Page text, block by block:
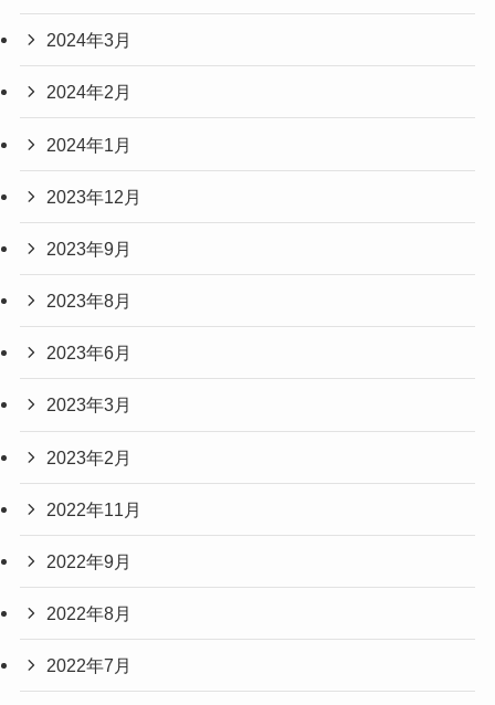
2024年3月
2024年2月
2024年1月
2023年12月
2023年9月
2023年8月
2023年6月
2023年3月
2023年2月
2022年11月
2022年9月
2022年8月
2022年7月